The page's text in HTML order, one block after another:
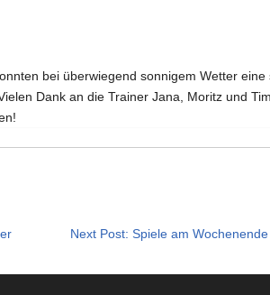
bei überwiegend sonnigem Wetter eine
Dank an die Trainer Jana, Moritz und
Next Post: Spiele am Wochenende